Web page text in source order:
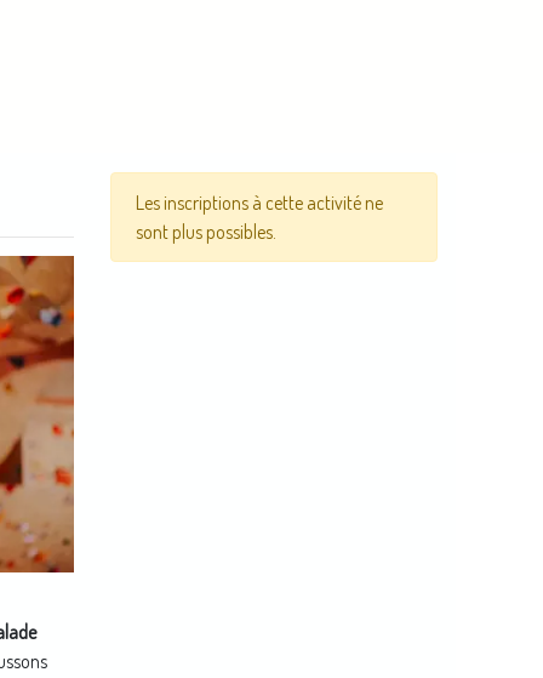
Les inscriptions à cette activité ne
sont plus possibles.